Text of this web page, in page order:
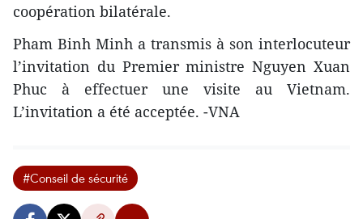
coopération bilatérale.
Pham Binh Minh a transmis à son interlocuteur
l’invitation du Premier ministre Nguyen Xuan
Phuc à effectuer une visite au Vietnam.
L’invitation a été acceptée. -VNA
#Conseil de sécurité